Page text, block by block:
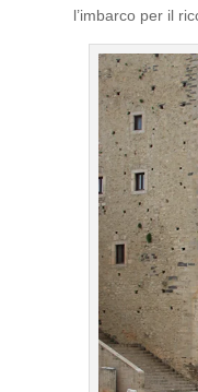
l’imbarco per il